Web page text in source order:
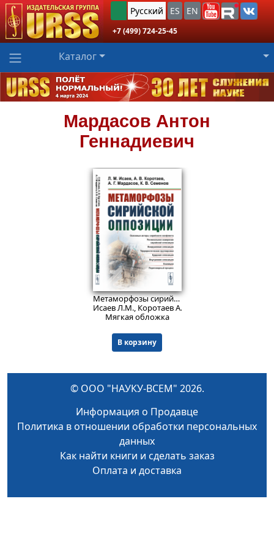
Русский ES EN
+7 (499) 724-25-45
Каталог
Мардасов Антон
Геннадиевич
899
Метаморфозы сирийской оппозиции. (С предисловием ко 2-му изданию).
Исаев Л.М., Коротаев А.В., Мардасов А.Г.,
Мягкая обложка
В корзину
© ООО "НАУКУ-ВСЕМ" 2026.
Информация о Продавце
Политика в отношении обработки персональных
данных
Как найти книги и сделать заказ
Оплата и доставка